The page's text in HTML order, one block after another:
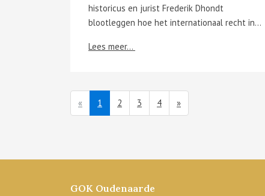
historicus en jurist Frederik Dhondt
blootleggen hoe het internationaal recht in de vroege achttiende eeuw werkelijk functioneerde, achter de schermen van de diplomatie. Zijn interesse voor dit onderwerp ontstond in Oudenaarde, waar de Slag van 1708 en haar internationale gevolgen centraal stonden in zijn eerste academisch onderzoek. In TREATYLAB onderzoekt hij hoe ambtenaren en juristen verdragen interpreteerden en toepasten in een complexe wereld van oorlog, vrede en bemiddeling. Met behulp van geavanceerde digitale technieken worden duizenden handgeschreven diplomatieke documenten ontsloten via een vrij toegankelijke website. Het project leverde Dhondt een ERC Consolidator Grant op, een van de meest prestigieuze en competitieve Eurpese onderzoeksbeurzen. Die erkenning plaatst zowel de onderzoeker als zijn instelling op de internationale kaart en laat toe om vijf jaar lang met een gespecialiseerd team grensverleggend fundamenteel onderzoek te verrichten. Frederik Dhondt is professor politieke en rechtsgeschiedenis aan de Vrije Universiteit Brussel en studeerde rechten, geschiedenis en internationale betrekkingen in Gent en Parijs.
Lees meer...
« 1 (current)
2 3 4 »
GOK Oudenaarde